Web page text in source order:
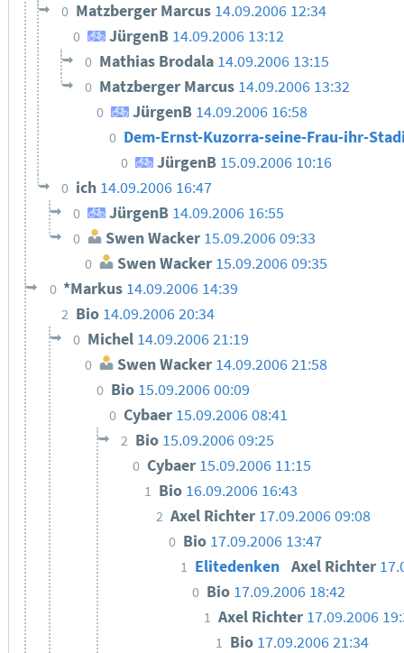
0 Matzberger Marcus 14.09.2006 12:34
0 JürgenB 14.09.2006 13:12
0 Mathias Brodala 14.09.2006 13:15
0 Matzberger Marcus 14.09.2006 13:32
0 JürgenB 14.09.2006 16:58
0 Dem-Ernst-Kuzorra-seine-Frau-ihr-
0 JürgenB 15.09.2006 10:16
0 ich 14.09.2006 16:47
0 JürgenB 14.09.2006 16:55
0 Swen Wacker 15.09.2006 09:33
0 Swen Wacker 15.09.2006 09:35
0 *Markus 14.09.2006 14:39
2 Bio 14.09.2006 20:34
0 Michel 14.09.2006 21:19
0 Swen Wacker 14.09.2006 21:58
0 Bio 15.09.2006 00:09
0 Cybaer 15.09.2006 08:41
2 Bio 15.09.2006 09:25
0 Cybaer 15.09.2006 11:15
1 Bio 16.09.2006 16:43
2 Axel Richter 17.09.2006 09:08
0 Bio 17.09.2006 13:47
1 Elitedenken Axel Richter
0 Bio 17.09.2006 18:42
1 Axel Richter 17.09.2006
1 Bio 17.09.2006 21:34